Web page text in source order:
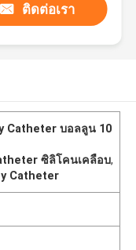
ติดต่อเรา
Catheter บอลลูน 10
ซิลิโคนเคลือบ,
Catheter